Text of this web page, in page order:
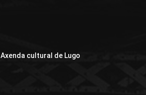
Axenda cultural de Lugo